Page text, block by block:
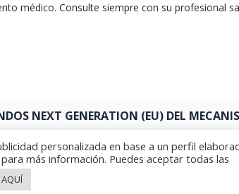
médico. Consulte siempre con su profesional
NEXT GENERATION (EU) DEL
personalizada en base a un perfil
para más información. Puedes aceptar todas las
AQUÍ